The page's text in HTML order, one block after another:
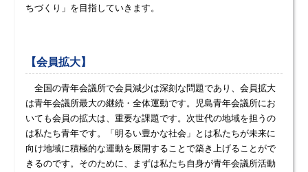
ちづくり」を目指していきます。
【会員拡大】
全国の青年会議所で会員減少は深刻な問題であり、会員拡大
は青年会議所最大の継続・全体運動です。児島青年会議所にお
いても会員の拡大は、重要な課題です。次世代の地域を担うの
は私たち青年です。「明るい豊かな社会」とは私たちが未来に
向け地域に積極的な運動を展開することで築き上げることがで
きるのです。そのために、まずは私たち自身が青年会議所活動